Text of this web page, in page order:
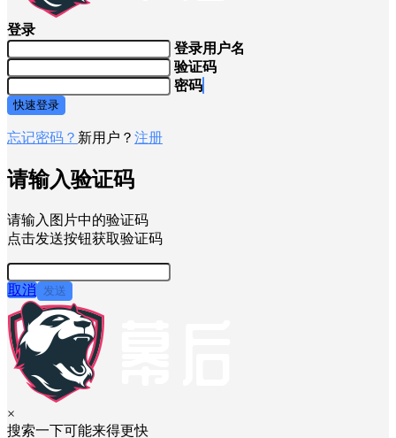
登录
登录用户名
验证码
密码
快速登录
忘记密码？ 新用户？ 注册
请输入验证码
请输入图片中的验证码
点击发送按钮获取验证码
取消 发送
×
搜索一下可能来得更快